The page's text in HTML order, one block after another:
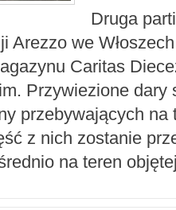
Druga
Arezzo we
Caritas
Przywiezione dary
przebywających na
z nich zostanie
na teren